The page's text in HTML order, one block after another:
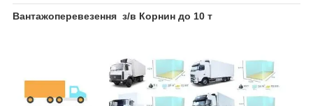
Вантажоперевезення з/в Корнин до 10 т